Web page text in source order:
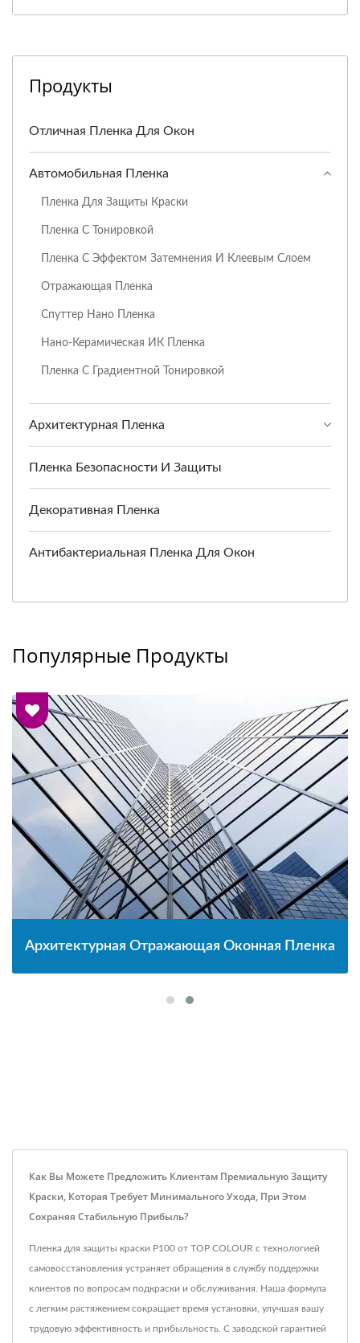
Продукты
Отличная Пленка Для Окон
Автомобильная Пленка
Пленка Для Защиты Краски
Пленка С Тонировкой
Пленка С Эффектом Затемнения И Клеевым Слоем
Отражающая Пленка
Спуттер Нано Пленка
Нано-Керамическая ИК Пленка
Пленка С Градиентной Тонировкой
Архитектурная Пленка
Пленка Безопасности И Защиты
Декоративная Пленка
Антибактериальная Пленка Для Окон
Популярные Продукты
Архитектурная Отражающая Оконная Пленка
Как Вы Можете Предложить Клиентам Премиальную Защиту
Краски, Которая Требует Минимального Ухода, При Этом
Сохраняя Стабильную Прибыль?
Пленка для защиты краски P100 от TOP COLOUR с технологией
самовосстановления устраняет обращения в службу поддержки
клиентов по вопросам подкраски и обслуживания. Наша формула
с легким растяжением сокращает время установки, улучшая вашу
трудовую эффективность и прибыльность. С заводской гарантией